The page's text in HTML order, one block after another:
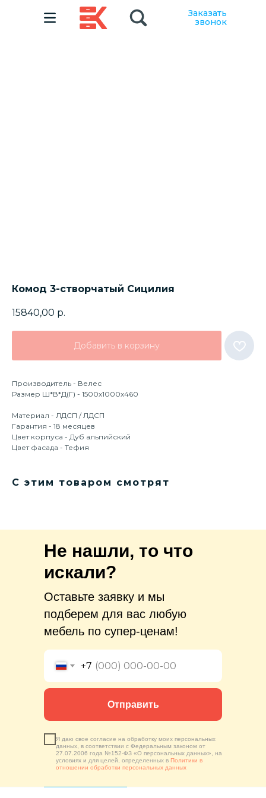
Заказать
звонок
Комод 3-створчатый Сицилия
15840,00 р.
Добавить в корзину
Производитель - Велес
Размер Ш*В*Д(Г) - 1500х1000х460
Материал - ЛДСП / ЛДСП
Гарантия - 18 месяцев
Цвет корпуса - Дуб альпийский
Цвет фасада - Тефия
С этим товаром смотрят
Не нашли, то что
искали?
Оставьте заявку и мы
подберем для вас любую
мебель по супер-ценам!
+7
Я даю свое согласие на обработку моих персональных
данных, в соответствии с Федеральным законом от
27.07.2006 года №152-ФЗ «О персональных данных», на
условиях и для целей, определенных в Политики в
отношении обработки персональных данных
Отправить